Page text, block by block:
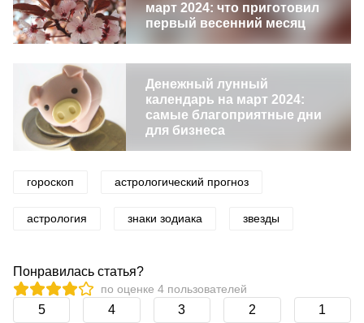
март 2024: что приготовил
первый весенний месяц
Денежный лунный
календарь на март 2024:
самые благоприятные дни
для бизнеса
гороскоп астрологический прогноз
астрология знаки зодиака звезды
Понравилась статья?
по оценке 4 пользователей
5 4 3 2 1